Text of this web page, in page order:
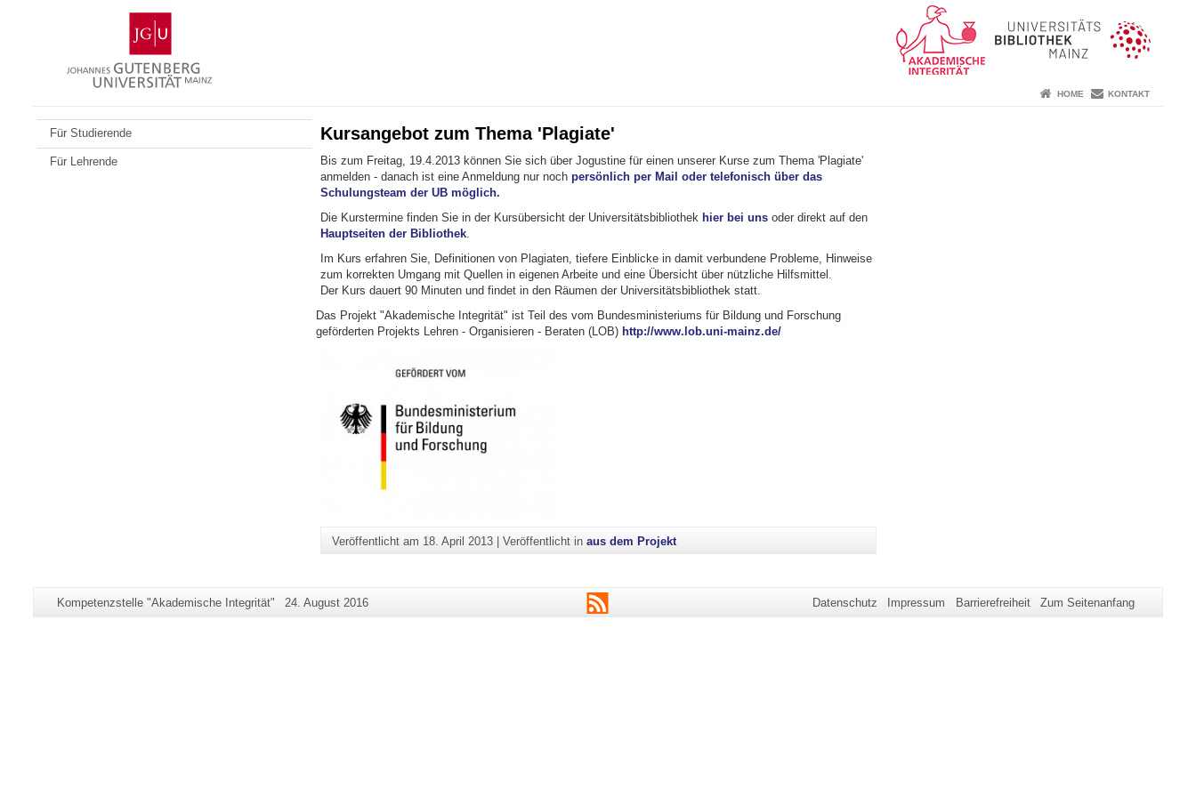
Gutenberg-
Universität
Mainz
HOME KONTAKT
Für Studierende
Für Lehrende
Kursangebot zum Thema 'Plagiate'
Bis zum Freitag, 19.4.2013 können Sie sich über Jogustine für einen unserer Kurse zum Thema 'Plagiate'
anmelden - danach ist eine Anmeldung nur noch persönlich per Mail oder telefonisch über das
Schulungsteam der UB möglich.
Die Kurstermine finden Sie in der Kursübersicht der Universitätsbibliothek hier bei unsoder direkt auf den
Hauptseiten der Bibliothek.
Im Kurs erfahren Sie, Definitionen von Plagiaten, tiefere Einblicke in damit verbundene Probleme, Hinweise
zum korrekten Umgang mit Quellen in eigenen Arbeite und eine Übersicht über nützliche Hilfsmittel.
Der Kurs dauert 90 Minuten und findet in den Räumen der Universitätsbibliothek statt.
Das Projekt "Akademische Integrität" ist Teil des vom Bundesministeriums für Bildung und Forschung
geförderten Projekts Lehren - Organisieren - Beraten (LOB) http://www.lob.uni-mainz.de/
Veröffentlicht am 18. April 2013 |Veröffentlicht inaus dem Projekt
Zusätzliche
Seiten-
Kompetenzstelle "Akademische Integrität"
Letzte
24. August 2016 RSS Datenschutz Impressum Barrierefreiheit Zum Seitenanfang